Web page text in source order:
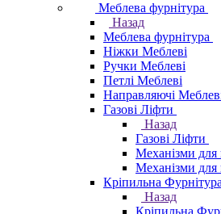
Меблева фурнітура
Назад
Меблева фурнітура
Ніжки Меблеві
Ручки Меблеві
Петлі Меблеві
Направляючі
Газові Ліфти
Назад
Газові Ліфти
Механізми для
Механізми для
Кріпильна Фурнітура
Назад
Кріпильна